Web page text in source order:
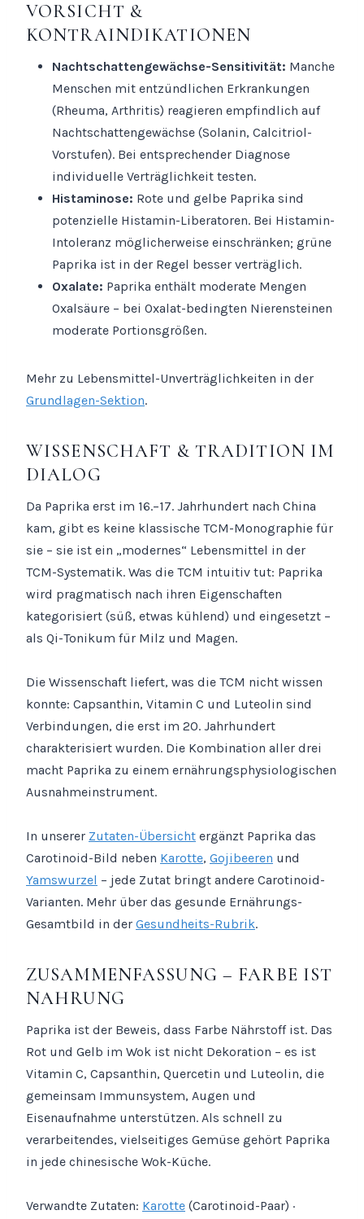
VORSICHT &
KONTRAINDIKATIONEN
Nachtschattengewächse-Sensitivität: Manche
Menschen mit entzündlichen Erkrankungen
(Rheuma, Arthritis) reagieren empfindlich auf
Nachtschattengewächse (Solanin, Calcitriol-
Vorstufen). Bei entsprechender Diagnose
individuelle Verträglichkeit testen.
Histaminose: Rote und gelbe Paprika sind
potenzielle Histamin-Liberatoren. Bei Histamin-
Intoleranz möglicherweise einschränken; grüne
Paprika ist in der Regel besser verträglich.
Oxalate: Paprika enthält moderate Mengen
Oxalsäure – bei Oxalat-bedingten Nierensteinen
moderate Portionsgrößen.
Mehr zu Lebensmittel-Unverträglichkeiten in der
Grundlagen-Sektion.
WISSENSCHAFT & TRADITION IM
DIALOG
Da Paprika erst im 16.–17. Jahrhundert nach China
kam, gibt es keine klassische TCM-Monographie für
sie – sie ist ein „modernes“ Lebensmittel in der
TCM-Systematik. Was die TCM intuitiv tut: Paprika
wird pragmatisch nach ihren Eigenschaften
kategorisiert (süß, etwas kühlend) und eingesetzt –
als Qi-Tonikum für Milz und Magen.
Die Wissenschaft liefert, was die TCM nicht wissen
konnte: Capsanthin, Vitamin C und Luteolin sind
Verbindungen, die erst im 20. Jahrhundert
charakterisiert wurden. Die Kombination aller drei
macht Paprika zu einem ernährungsphysiologischen
Ausnahmeinstrument.
In unserer Zutaten-Übersicht ergänzt Paprika das
Carotinoid-Bild neben Karotte, Gojibeeren und
Yamswurzel – jede Zutat bringt andere Carotinoid-
Varianten. Mehr über das gesunde Ernährungs-
Gesamtbild in der Gesundheits-Rubrik.
ZUSAMMENFASSUNG – FARBE IST
NAHRUNG
Paprika ist der Beweis, dass Farbe Nährstoff ist. Das
Rot und Gelb im Wok ist nicht Dekoration – es ist
Vitamin C, Capsanthin, Quercetin und Luteolin, die
gemeinsam Immunsystem, Augen und
Eisenaufnahme unterstützen. Als schnell zu
verarbeitendes, vielseitiges Gemüse gehört Paprika
in jede chinesische Wok-Küche.
Verwandte Zutaten: Karotte (Carotinoid-Paar) ·